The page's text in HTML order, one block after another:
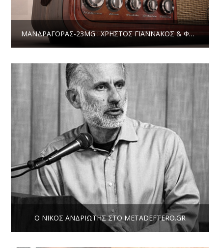
MΑΝΔΡΑΓΌΡΑΣ-23MG : ΧΡΉΣΤΟΣ ΓΙΑΝΝΑΚΌΣ & ΦΆΝΗΣ ΚΑΤΣΙΡΈΛΟΣ
Ο ΝΊΚΟΣ ΑΝΔΡΙΏΤΗΣ ΣΤΟ METADEFTERO.GR